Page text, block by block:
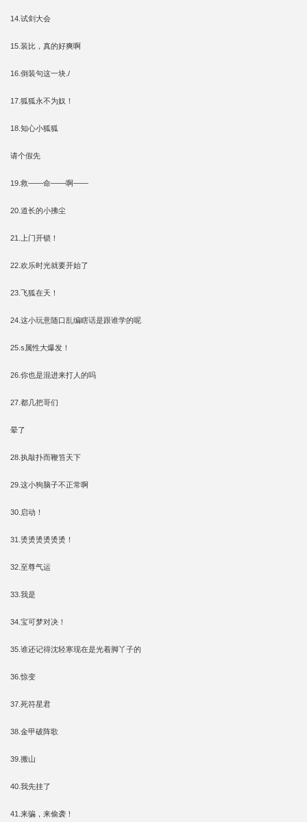
14.试剑大会
15.装比，真的好爽啊
16.倒装句这一块./
17.狐狐永不为奴！
18.知心小狐狐
请个假先
19.救——命——啊——
20.道长的小拂尘
21.上门开锁！
22.欢乐时光就要开始了
23.飞狐在天！
24.这小玩意随口乱编瞎话是跟谁学的呢
25.s属性大爆发！
26.你也是混进来打人的吗
27.都几把哥们
晕了
28.执敲扑而鞭笞天下
29.这小狗脑子不正常啊
30.启动！
31.烫烫烫烫烫烫！
32.至尊气运
33.我是
34.宝可梦对决！
35.谁还记得沈轻寒现在是光着脚丫子的
36.惊变
37.死符星君
38.金甲破阵歌
39.搬山
40.我先挂了
41.来骗，来偷袭！